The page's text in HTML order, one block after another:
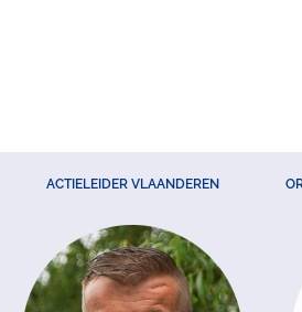
ACTIELEIDER VLAANDEREN